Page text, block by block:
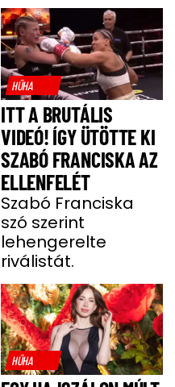
HŰHA
ITT A BRUTÁLIS
VIDEÓ! ÍGY ÜTÖTTE KI
SZABÓ FRANCISKA AZ
ELLENFELÉT
Szabó Franciska
szó szerint
lehengerelte
riválistát.
HŰHA